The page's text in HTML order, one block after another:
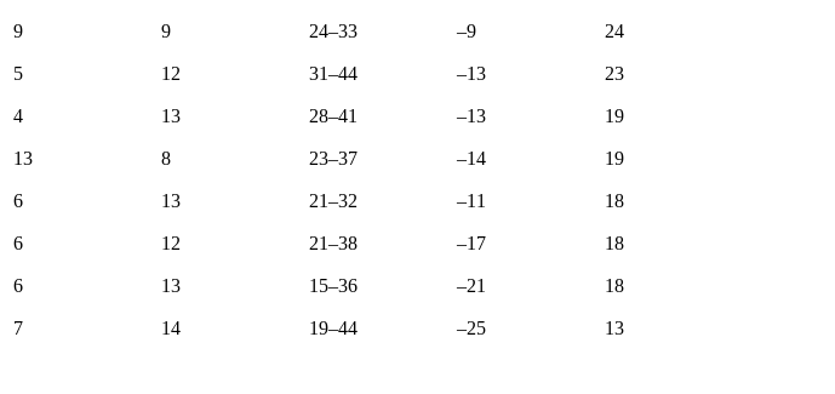
9 9 24–33 –9 24
5 12 31–44 –13 23
4 13 28–41 –13 19
13 8 23–37 –14 19
6 13 21–32 –11 18
6 12 21–38 –17 18
6 13 15–36 –21 18
7 14 19–44 –25 13